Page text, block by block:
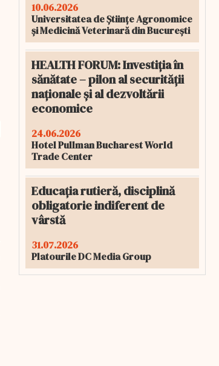
10.06.2026
Universitatea de Științe Agronomice
și Medicină Veterinară din București
HEALTH FORUM: Investiția în
sănătate – pilon al securității
naționale și al dezvoltării
economice
24.06.2026
Hotel Pullman Bucharest World
Trade Center
Educația rutieră, disciplină
obligatorie indiferent de
vârstă
31.07.2026
Platourile DC Media Group